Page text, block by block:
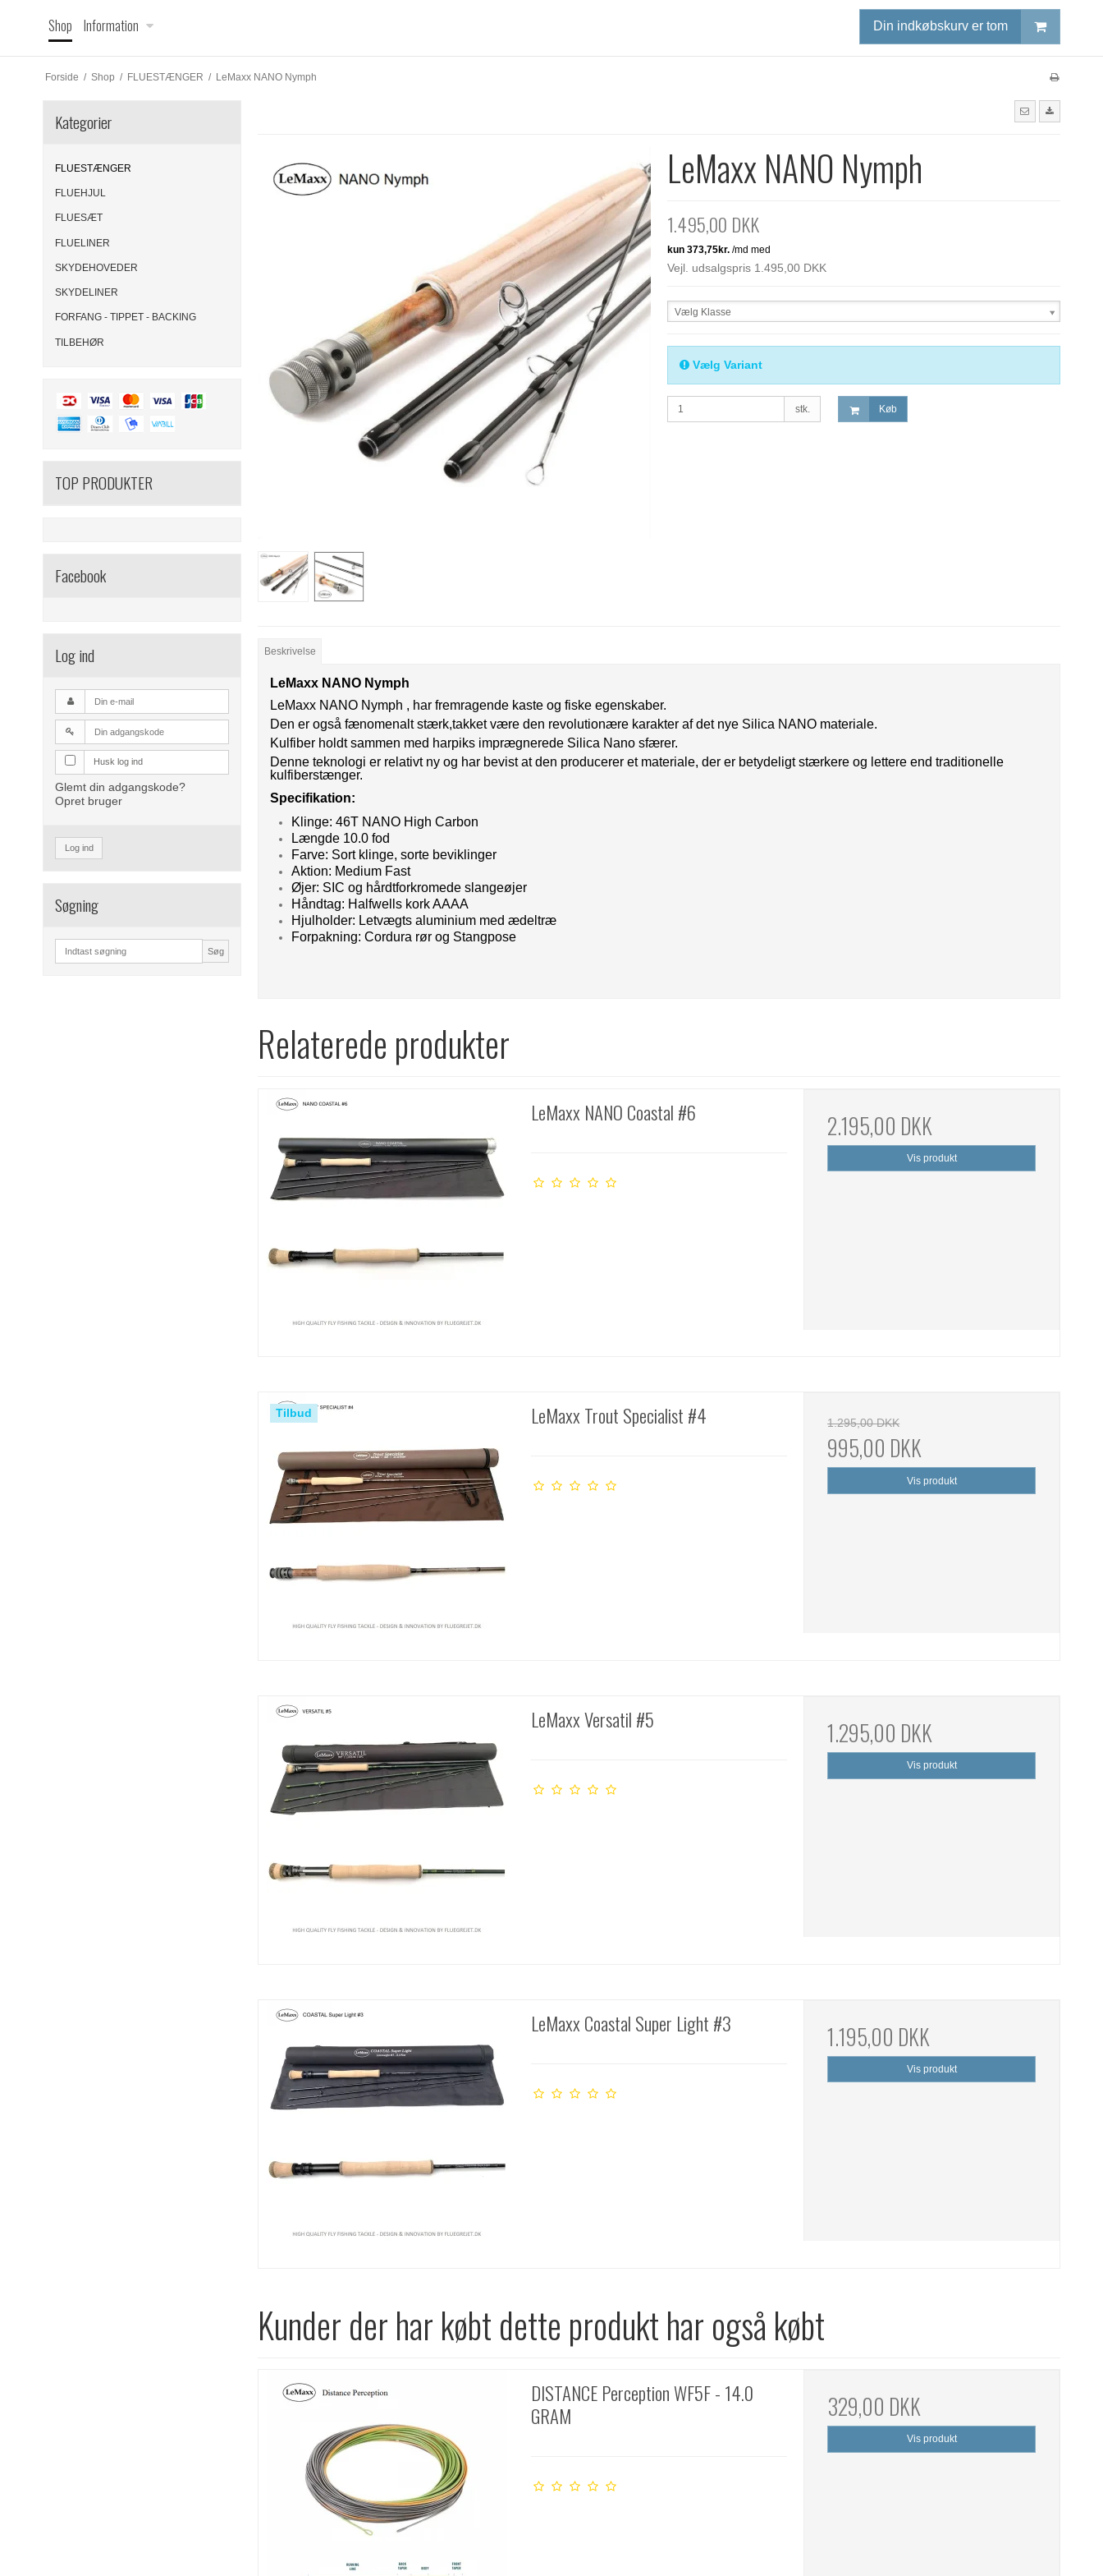
Shop Information Din indkøbskurv er tom
Forside / Shop / FLUESTÆNGER / LeMaxx NANO Nymph
Kategorier
FLUESTÆNGER
FLUEHJUL
FLUESÆT
FLUELINER
SKYDEHOVEDER
SKYDELINER
FORFANG - TIPPET - BACKING
TILBEHØR
TOP PRODUKTER
Facebook
Log ind
Husk log ind
Glemt din adgangskode?
Opret bruger
Log ind
Søgning
Søg
LeMaxx NANO Nymph
1.495,00 DKK
Vejl. udsalgspris 1.495,00 DKK
Vælg Klasse
Vælg Variant
stk. Køb
Beskrivelse
LeMaxx NANO Nymph
LeMaxx NANO Nymph , har fremragende kaste og fiske egenskaber.
Den er også fænomenalt stærk,takket være den revolutionære karakter af det nye Silica NANO materiale.
Kulfiber holdt sammen med harpiks imprægnerede Silica Nano sfærer.
Denne teknologi er relativt ny og har bevist at den producerer et materiale, der er betydeligt stærkere og lettere end traditionelle
kulfiberstænger.
Specifikation:
Klinge: 46T NANO High Carbon
Længde 10.0 fod
Farve: Sort klinge, sorte beviklinger
Aktion: Medium Fast
Øjer: SIC og hårdtforkromede slangeøjer
Håndtag: Halfwells kork AAAA
Hjulholder: Letvægts aluminium med ædeltræ
Forpakning: Cordura rør og Stangpose
Relaterede produkter
LeMaxx NANO Coastal #6 2.195,00 DKK
Vis produkt
Tilbud LeMaxx Trout Specialist #4 1.295,00 DKK
995,00 DKK
Vis produkt
LeMaxx Versatil #5 1.295,00 DKK
Vis produkt
LeMaxx Coastal Super Light #3 1.195,00 DKK
Vis produkt
Kunder der har købt dette produkt har også købt
DISTANCE Perception WF5F - 14.0
GRAM
329,00 DKK
Vis produkt